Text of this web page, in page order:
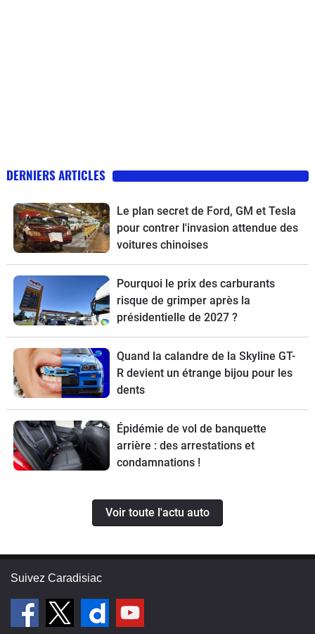
DERNIERS ARTICLES
Le plan secret de Ford, GM et Tesla
pour contrer l'invasion attendue des
voitures chinoises
Pourquoi le prix des carburants
risque de grimper après la
présidentielle de 2027 ?
Quand la calandre de la Skyline GT-
R devient un étrange bijou pour les
dents
Épidémie de vol de banquette
arrière : des arrestations et
condamnations !
Voir toute l'actu auto
Suivez Caradisiac